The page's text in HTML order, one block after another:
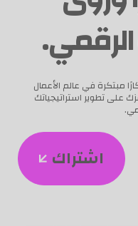
مبتكرة في عالم الأعمال
على تطوير استراتيجياتك
اشتراك